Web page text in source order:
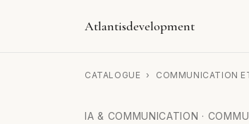
Atlantisdevelopment
CATALOGUE › COMMUNICATION
IA & COMMUNICATION ·